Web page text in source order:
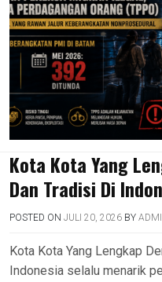
Kota Kota Yang
Dan Tradisi Di
POSTED ON JULI 20, 2026 BY
Kota Kota Yang Lengkap
Indonesia selalu menarik